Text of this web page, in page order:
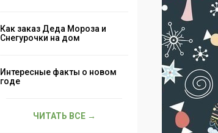
Как заказ Деда Мороза и
Снегурочки на дом
Интересные факты о новом
годе
ЧИТАТЬ ВСЕ →